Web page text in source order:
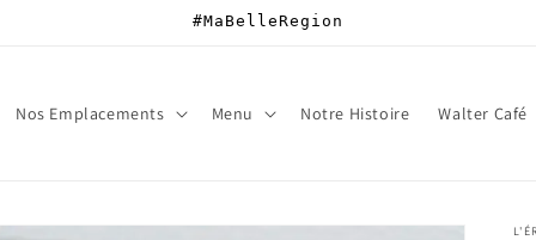
#MaBelleRegion
Nos Emplacements Menu Notre Histoire Walter Café